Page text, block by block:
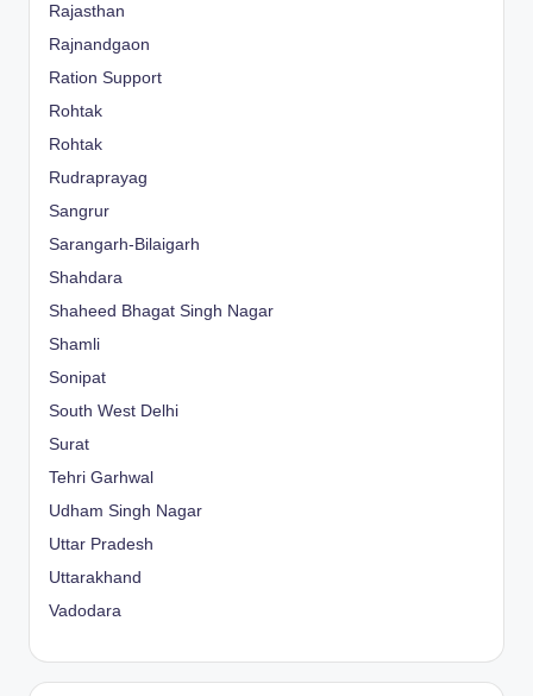
Rajasthan
Rajnandgaon
Ration Support
Rohtak
Rohtak
Rudraprayag
Sangrur
Sarangarh-Bilaigarh
Shahdara
Shaheed Bhagat Singh Nagar
Shamli
Sonipat
South West Delhi
Surat
Tehri Garhwal
Udham Singh Nagar
Uttar Pradesh
Uttarakhand
Vadodara